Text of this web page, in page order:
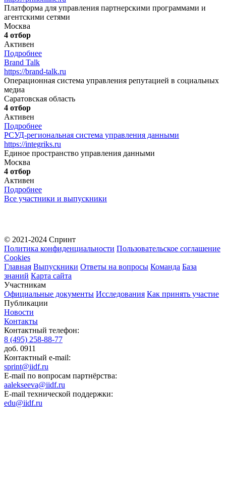
Платформа для управления партнерскими программами и
агентскими сетями
Москва
4 отбор
Активен
Подробнее
Brand Talk
https://brand-talk.ru
Операционная система управления репутацией в социальных
медиа
Саратовская область
4 отбор
Активен
Подробнее
РСУД-региональная система управления данными
https://integriks.ru
Единое пространство управления данными
Москва
4 отбор
Активен
Подробнее
Все участники и выпускники
© 2021-2024 Спринт
Политика конфиденциальности Пользовательское соглашение
Cookies
Главная Выпускники Ответы на вопросы Команда База
знаний Карта сайта
Участникам
Официальные документы Исследования Как принять участие
Публикации
Новости
Контакты
Контактный телефон:
8 (495) 258-88-77
доб. 0911
Контактный e-mail:
sprint@iidf.ru
E-mail по вопросам партнёрства:
aalekseeva@iidf.ru
E-mail технической поддержки:
edu@iidf.ru